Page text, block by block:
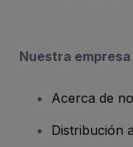
Nuestra empresa
Acerca de
Distribución